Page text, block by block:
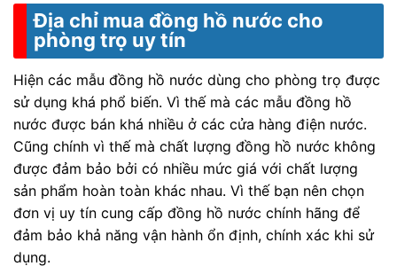
Địa chỉ mua đồng hồ nước cho
phòng trọ uy tín
Hiện các mẫu đồng hồ nước dùng cho phòng trọ được
sử dụng khá phổ biến. Vì thế mà các mẫu đồng hồ
nước được bán khá nhiều ở các cửa hàng điện nước.
Cũng chính vì thế mà chất lượng đồng hồ nước không
được đảm bảo bởi có nhiều mức giá với chất lượng
sản phẩm hoàn toàn khác nhau. Vì thế bạn nên chọn
đơn vị uy tín cung cấp đồng hồ nước chính hãng để
đảm bảo khả năng vận hành ổn định, chính xác khi sử
dụng.